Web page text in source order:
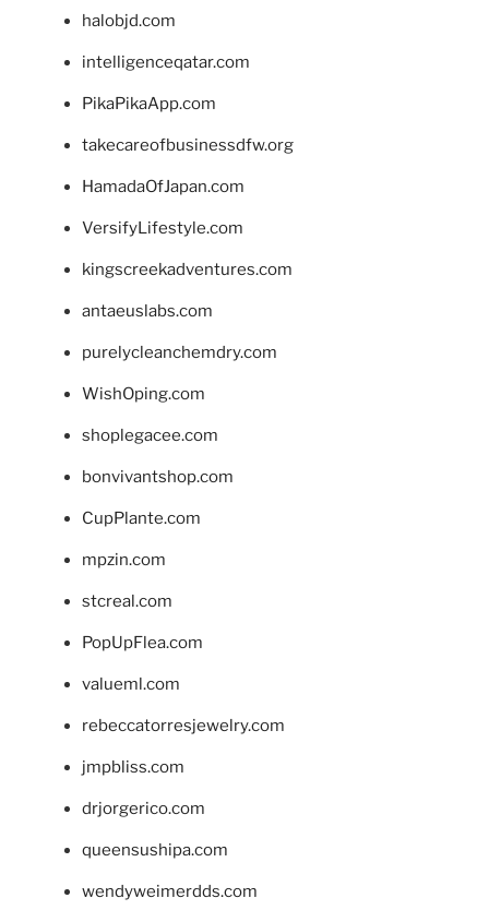
halobjd.com
intelligenceqatar.com
PikaPikaApp.com
takecareofbusinessdfw.org
HamadaOfJapan.com
VersifyLifestyle.com
kingscreekadventures.com
antaeuslabs.com
purelycleanchemdry.com
WishOping.com
shoplegacee.com
bonvivantshop.com
CupPlante.com
mpzin.com
stcreal.com
PopUpFlea.com
valueml.com
rebeccatorresjewelry.com
jmpbliss.com
drjorgerico.com
queensushipa.com
wendyweimerdds.com